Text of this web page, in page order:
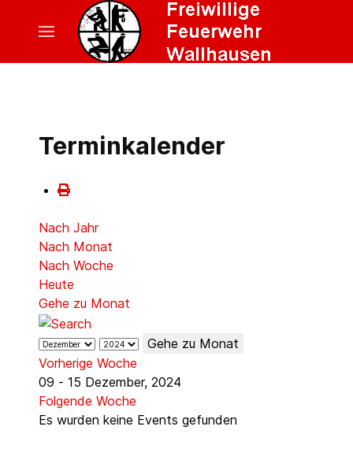
Terminkalender
Nach Jahr
Nach Monat
Nach Woche
Heute
Gehe zu Monat
Gehe zu Monat
Vorherige Woche
09 - 15 Dezember, 2024
Folgende Woche
Es wurden keine Events gefunden